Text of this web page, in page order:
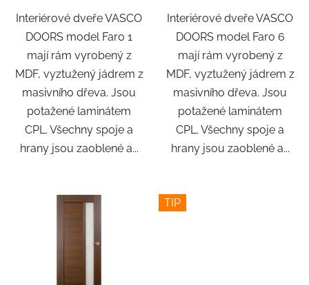
Interiérové dveře VASCO
DOORS model Faro 1
mají rám vyrobený z
MDF, vyztužený jádrem z
masivního dřeva. Jsou
potažené laminátem
CPL. Všechny spoje a
hrany jsou zaoblené a...
Interiérové dveře VASCO
DOORS model Faro 6
mají rám vyrobený z
MDF, vyztužený jádrem z
masivního dřeva. Jsou
potažené laminátem
CPL. Všechny spoje a
hrany jsou zaoblené a...
TIP